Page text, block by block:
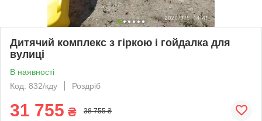
Дитячий комплекс з гіркою і гойдалка для
вулиці
В наявності
Код: 832/кду
Роздріб
31 755 ₴ 38 755 ₴